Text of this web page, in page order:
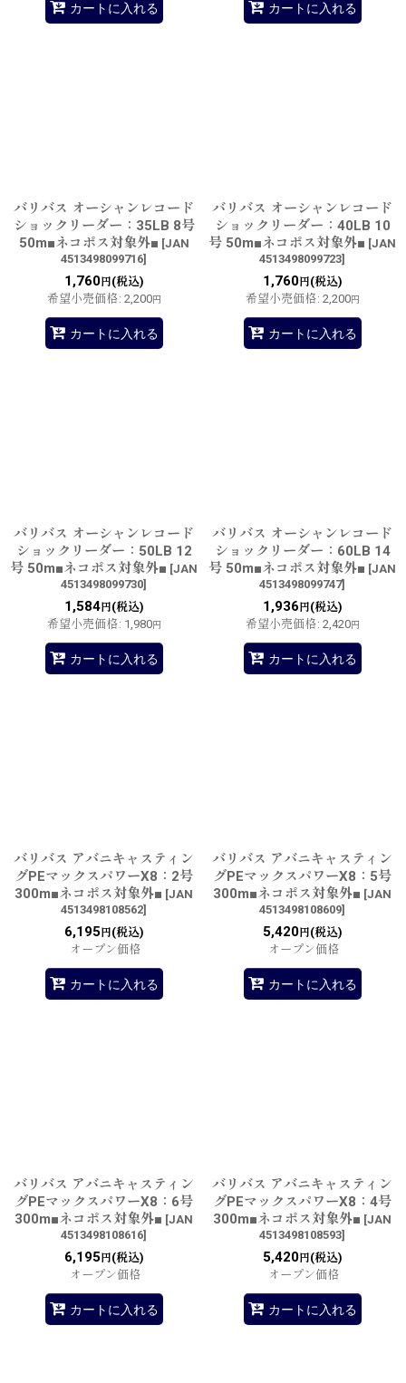
カートに入れる カートに入れる
バリバス オーシャンレコード
ショックリーダー：35LB 8号
50m■ネコポス対象外■ [JAN
4513498099716]
1,760円(税込)
希望小売価格: 2,200円
カートに入れる
バリバス オーシャンレコード
ショックリーダー：40LB 10
号 50m■ネコポス対象外■ [JAN
4513498099723]
1,760円(税込)
希望小売価格: 2,200円
カートに入れる
バリバス オーシャンレコード
ショックリーダー：50LB 12
号 50m■ネコポス対象外■ [JAN
4513498099730]
1,584円(税込)
希望小売価格: 1,980円
カートに入れる
バリバス オーシャンレコード
ショックリーダー：60LB 14
号 50m■ネコポス対象外■ [JAN
4513498099747]
1,936 円(税込)
希望小売価格: 2,420円
カートに入れる
バリバス アバニキャスティン
グPEマックスパワーX8：2号
300m■ネコポス対象外■ [JAN
4513498108562]
6,195 円(税込)
オープン価格
カートに入れる
バリバス アバニキャスティン
グPEマックスパワーX8：5号
300m■ネコポス対象外■ [JAN
4513498108609]
5,420円(税込)
オープン価格
カートに入れる
バリバス アバニキャスティン
グPEマックスパワーX8：6号
300m■ネコポス対象外■ [JAN
4513498108616]
6,195 円(税込)
オープン価格
カートに入れる
バリバス アバニキャスティン
グPEマックスパワーX8：4号
300m■ネコポス対象外■ [JAN
4513498108593]
5,420円(税込)
オープン価格
カートに入れる